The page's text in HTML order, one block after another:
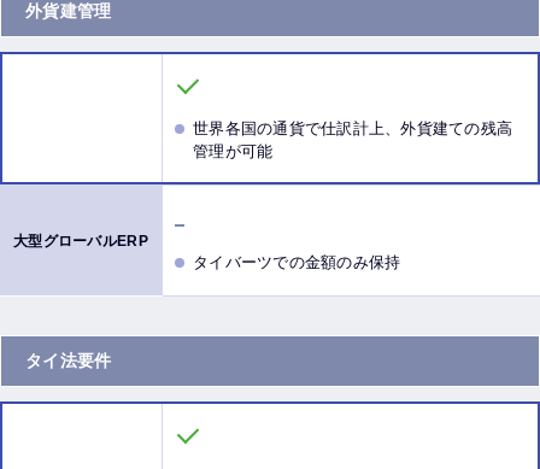
外貨建管理
世界各国の通貨で仕訳計上、外貨建ての残高
管理が可能
タイバーツでの金額のみ保持
タイ法要件